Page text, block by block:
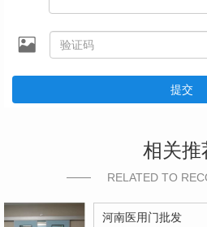
提交
相关推
RELATED TO
河南医用门批发